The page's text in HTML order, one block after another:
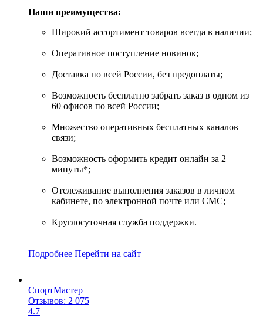
Наши преимущества:
Широкий ассортимент товаров всегда в наличии;
Оперативное поступление новинок;
Доставка по всей России, без предоплаты;
Возможность бесплатно забрать заказ в одном из
60 офисов по всей России;
Множество оперативных бесплатных каналов
связи;
Возможность оформить кредит онлайн за 2
минуты*;
Отслеживание выполнения заказов в личном
кабинете, по электронной почте или СМС;
Круглосуточная служба поддержки.
Подробнее Перейти на сайт
СпортМастер
Отзывов: 2 075
4.7